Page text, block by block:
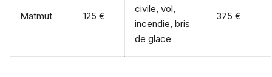
Matmut 125 €
civile, vol,
incendie, bris
de glace
375 €